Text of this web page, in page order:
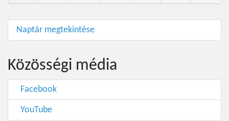
Naptár megtekintése
Közösségi média
Facebook
YouTube